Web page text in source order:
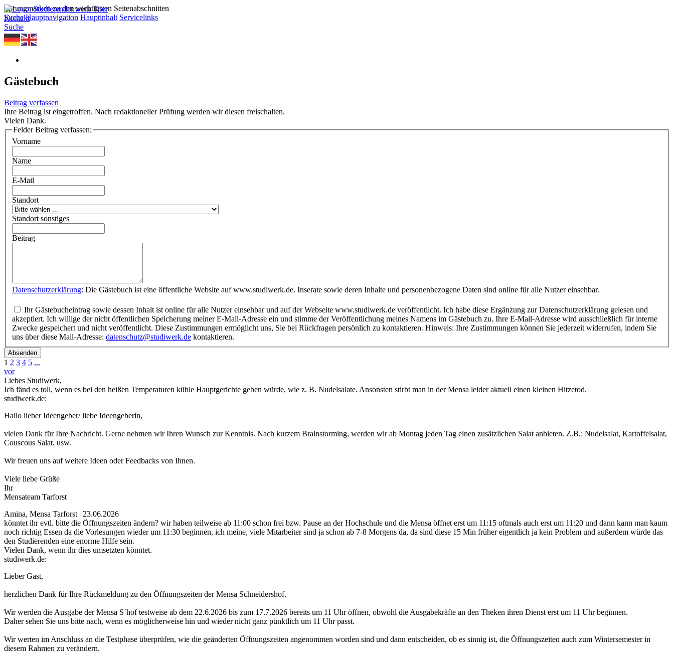
Sprungmarken zu den wichtigsten Seitenabschnitten
Suche Hauptnavigation Hauptinhalt Servicelinks
Kontakt
Suche
Gästebuch
Beitrag verfassen
Ihre Beitrag ist eingetroffen. Nach redaktioneller Prüfung werden wir diesen freischalten.
Vielen Dank.
Felder Beitrag verfassen:
Vorname
Name
E-Mail
Standort
Standort sonstiges
Beitrag
Datenschutzerklärung : Die Gästebuch ist eine öffentliche Website auf www.studiwerk.de. Inserate sowie deren Inhalte und personenbezogene Daten sind online für alle Nutzer einsehbar.
Ihr Gästebucheintrag sowie dessen Inhalt ist online für alle Nutzer einsehbar und auf der Webseite www.studiwerk.de veröffentlicht. Ich habe diese Ergänzung zur Datenschutzerklärung gelesen und
akzeptiert. Ich willige der nicht öffentlichen Speicherung meiner E-Mail-Adresse ein und stimme der Veröffentlichung meines Namens im Gästebuch zu. Ihre E-Mail-Adresse wird ausschließlich für interne
Zwecke gespeichert und nicht veröffentlicht. Diese Zustimmungen ermöglicht uns, Sie bei Rückfragen persönlich zu kontaktieren. Hinweis: Ihre Zustimmungen können Sie jederzeit widerrufen, indem Sie
uns über diese Mail-Adresse: datenschutz@studiwerk.de kontaktieren.
Absenden
1 2 3 4 5 ...
vor
Liebes Studiwerk,
Ich fänd es toll, wenn es bei den heißen Temperaturen kühle Hauptgerichte geben würde, wie z. B. Nudelsalate. Ansonsten stirbt man in der Mensa leider aktuell einen kleinen Hitzetod.
studiwerk.de:
Hallo lieber Ideengeber/ liebe Ideengeberin,
vielen Dank für Ihre Nachricht. Gerne nehmen wir Ihren Wunsch zur Kenntnis. Nach kurzem Brainstorming, werden wir ab Montag jeden Tag einen zusätzlichen Salat anbieten. Z.B.: Nudelsalat, Kartoffelsalat,
Couscous Salat, usw.
Wir freuen uns auf weitere Ideen oder Feedbacks von Ihnen.
Viele liebe Grüße
Ihr
Mensateam Tarforst
Amina, Mensa Tarforst | 23.06.2026
könntet ihr evtl. bitte die Öffnungszeiten ändern? wir haben teilweise ab 11:00 schon frei bzw. Pause an der Hochschule und die Mensa öffnet erst um 11:15 oftmals auch erst um 11:20 und dann kann man kaum
noch richtig Essen da die Vorlesungen wieder um 11:30 beginnen, ich meine, viele Mitarbeiter sind ja schon ab 7-8 Morgens da, da sind diese 15 Min früher eigentlich ja kein Problem und außerdem würde das
den Studierenden eine enorme Hilfe sein.
Vielen Dank, wenn ihr dies umsetzten könntet.
studiwerk.de:
Lieber Gast,
herzlichen Dank für Ihre Rückmeldung zu den Öffnungszeiten der Mensa Schneidershof.
Wir werden die Ausgabe der Mensa S´hof testweise ab dem 22.6.2026 bis zum 17.7.2026 bereits um 11 Uhr öffnen, obwohl die Ausgabekräfte an den Theken ihren Dienst erst um 11 Uhr beginnen.
Daher sehen Sie uns bitte nach, wenn es möglicherweise hin und wieder nicht ganz pünktlich um 11 Uhr passt.
Wir werten im Anschluss an die Testphase überprüfen, wie die geänderten Öffnungszeiten angenommen worden sind und dann entscheiden, ob es sinnig ist, die Öffnungszeiten auch zum Wintersemester in
diesem Rahmen zu verändern.